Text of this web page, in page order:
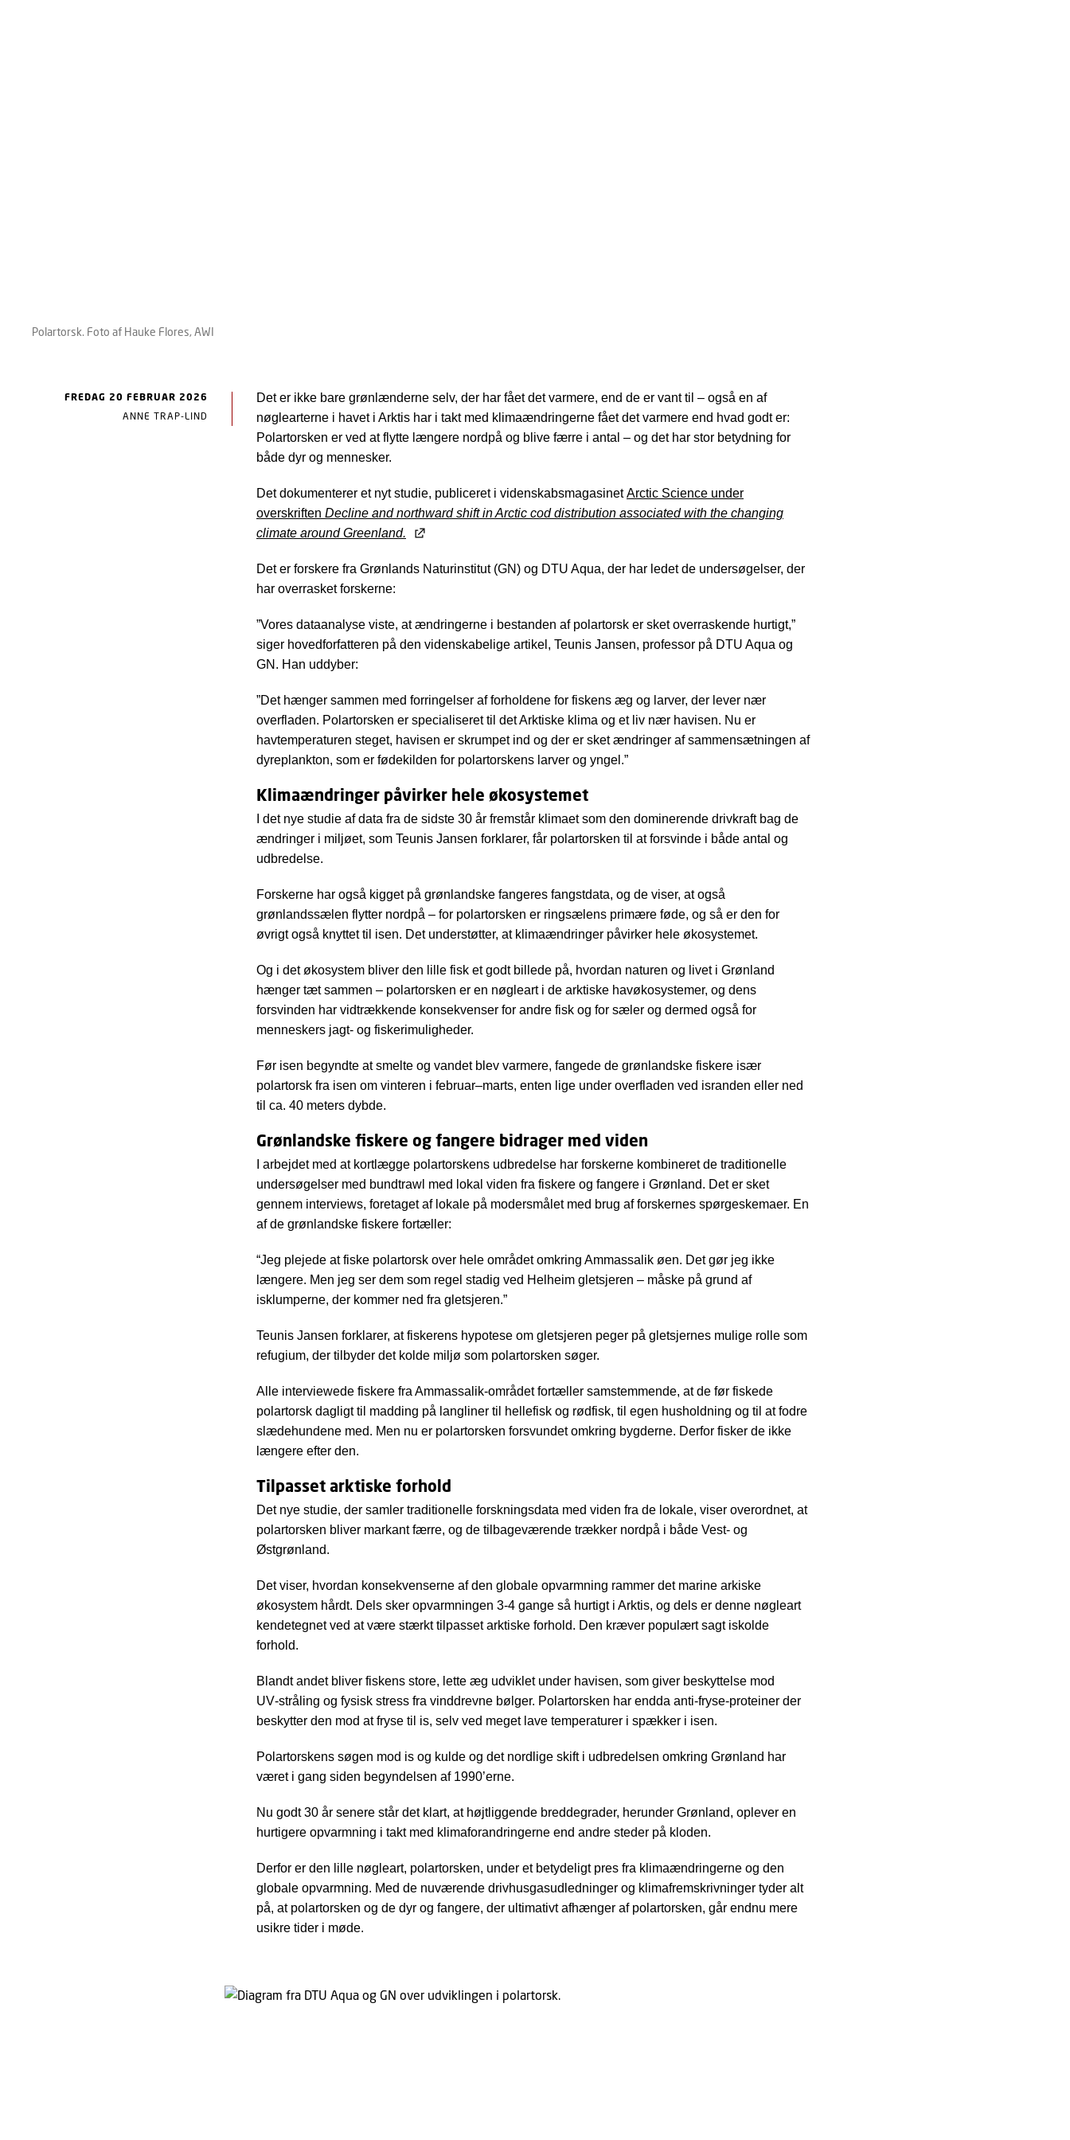
Polartorsk. Foto af Hauke Flores, AWI
FREDAG 20 FEBRUAR 2026
ANNE TRAP-LIND
Det er ikke bare grønlænderne selv, der har fået det varmere, end de er vant til – også en af
nøglearterne i havet i Arktis har i takt med klimaændringerne fået det varmere end hvad godt er:
Polartorsken er ved at flytte længere nordpå og blive færre i antal – og det har stor betydning for
både dyr og mennesker.
Det dokumenterer et nyt studie, publiceret i videnskabsmagasinetArctic Science under
overskriften Decline and northward shift in Arctic cod distribution associated with the changing
climate around Greenland.
Det er forskere fra Grønlands Naturinstitut (GN) og DTU Aqua, der har ledet de undersøgelser, der
har overrasket forskerne:
”Vores dataanalyse viste, at ændringerne i bestanden af polartorsk er sket overraskende hurtigt,”
siger hovedforfatteren på den videnskabelige artikel, Teunis Jansen, professor på DTU Aqua og
GN. Han uddyber:
”Det hænger sammen med forringelser af forholdene for fiskens æg og larver, der lever nær
overfladen. Polartorsken er specialiseret til det Arktiske klima og et liv nær havisen. Nu er
havtemperaturen steget, havisen er skrumpet ind og der er sket ændringer af sammensætningen af
dyreplankton, som er fødekilden for polartorskens larver og yngel.”
Klimaændringer påvirker hele økosystemet
I det nye studie af data fra de sidste 30 år fremstår klimaet som den dominerende drivkraft bag de
ændringer i miljøet, som Teunis Jansen forklarer, får polartorsken til at forsvinde i både antal og
udbredelse.
Forskerne har også kigget på grønlandske fangeres fangstdata, og de viser, at også
grønlandssælen flytter nordpå – for polartorsken er ringsælens primære føde, og så er den for
øvrigt også knyttet til isen. Det understøtter, at klimaændringer påvirker hele økosystemet.
Og i det økosystem bliver den lille fisk et godt billede på, hvordan naturen og livet i Grønland
hænger tæt sammen – polartorsken er en nøgleart i de arktiske havøkosystemer, og dens
forsvinden har vidtrækkende konsekvenser for andre fisk og for sæler og dermed også for
menneskers jagt- og fiskerimuligheder.
Før isen begyndte at smelte og vandet blev varmere, fangede de grønlandske fiskere især
polartorsk fra isen om vinteren i februar–marts, enten lige under overfladen ved isranden eller ned
til ca. 40 meters dybde.
Grønlandske fiskere og fangere bidrager med viden
I arbejdet med at kortlægge polartorskens udbredelse har forskerne kombineret de traditionelle
undersøgelser med bundtrawl med lokal viden fra fiskere og fangere i Grønland. Det er sket
gennem interviews, foretaget af lokale på modersmålet med brug af forskernes spørgeskemaer. En
af de grønlandske fiskere fortæller:
“Jeg plejede at fiske polartorsk over hele området omkring Ammassalik øen. Det gør jeg ikke
længere. Men jeg ser dem som regel stadig ved Helheim gletsjeren – måske på grund af
isklumperne, der kommer ned fra gletsjeren.”
Teunis Jansen forklarer, at fiskerens hypotese om gletsjeren peger på gletsjernes mulige rolle som
refugium, der tilbyder det kolde miljø som polartorsken søger.
Alle interviewede fiskere fra Ammassalik‑området fortæller samstemmende, at de før fiskede
polartorsk dagligt til madding på langliner til hellefisk og rødfisk, til egen husholdning og til at fodre
slædehundene med. Men nu er polartorsken forsvundet omkring bygderne. Derfor fisker de ikke
længere efter den.
Tilpasset arktiske forhold
Det nye studie, der samler traditionelle forskningsdata med viden fra de lokale, viser overordnet, at
polartorsken bliver markant færre, og de tilbageværende trækker nordpå i både Vest- og
Østgrønland.
Det viser, hvordan konsekvenserne af den globale opvarmning rammer det marine arkiske
økosystem hårdt. Dels sker opvarmningen 3-4 gange så hurtigt i Arktis, og dels er denne nøgleart
kendetegnet ved at være stærkt tilpasset arktiske forhold. Den kræver populært sagt iskolde
forhold.
Blandt andet bliver fiskens store, lette æg udviklet under havisen, som giver beskyttelse mod
UV‑stråling og fysisk stress fra vinddrevne bølger. Polartorsken har endda anti-fryse-proteiner der
beskytter den mod at fryse til is, selv ved meget lave temperaturer i spækker i isen.
Polartorskens søgen mod is og kulde og det nordlige skift i udbredelsen omkring Grønland har
været i gang siden begyndelsen af 1990’erne.
Nu godt 30 år senere står det klart, at højtliggende breddegrader, herunder Grønland, oplever en
hurtigere opvarmning i takt med klimaforandringerne end andre steder på kloden.
Derfor er den lille nøgleart, polartorsken, under et betydeligt pres fra klimaændringerne og den
globale opvarmning. Med de nuværende drivhusgasudledninger og klimafremskrivninger tyder alt
på, at polartorsken og de dyr og fangere, der ultimativt afhænger af polartorsken, går endnu mere
usikre tider i møde.